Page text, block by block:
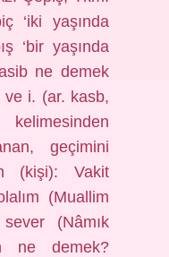
‘iki yaşında
‘bir yaşında
ne demek
geçimini
(kişi): Vakit
(Muallim
(Nâmık
ne demek?